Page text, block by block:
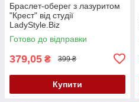
Браслет-оберег з лазуритом
"Крест" від студії
LadyStyle.Biz
Готово до відправки
379,05 ₴ 399 ₴
Купити